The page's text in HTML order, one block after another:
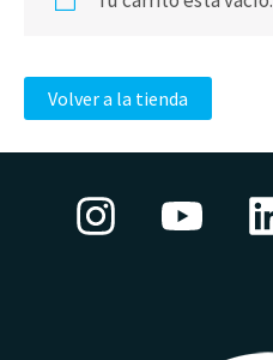
Volver a la tienda